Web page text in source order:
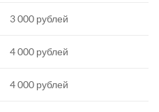
3 000 рублей
4 000 рублей
4 000 рублей